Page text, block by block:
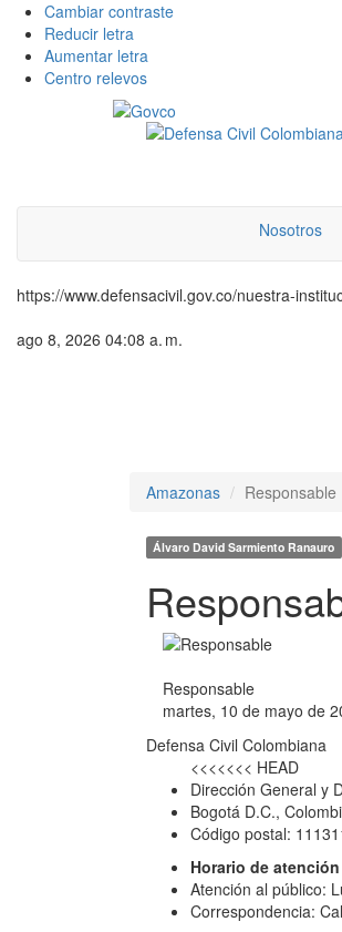
Cambiar contraste
Reducir letra
Aumentar letra
Centro relevos
Nosotros
https://www.defensacivil.gov.co/nuestra-
ago 8, 2026 04:08 a. m.
Amazonas
Responsable
Álvaro David Sarmiento Ranauro
Responsable
martes, 10 de mayo de
Defensa Civil Colombiana
<<<<<<< HEAD
Dirección General y
Bogotá D.C.,
Código postal:
Horario de
Atención al público:
Correspondencia: